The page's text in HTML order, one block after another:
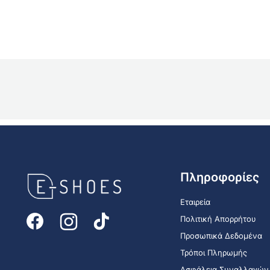
Πληροφορίες
Εταιρεία
Πολιτική Απορρήτου
Προσωπικά Δεδομένα
Τρόποι Πληρωμής